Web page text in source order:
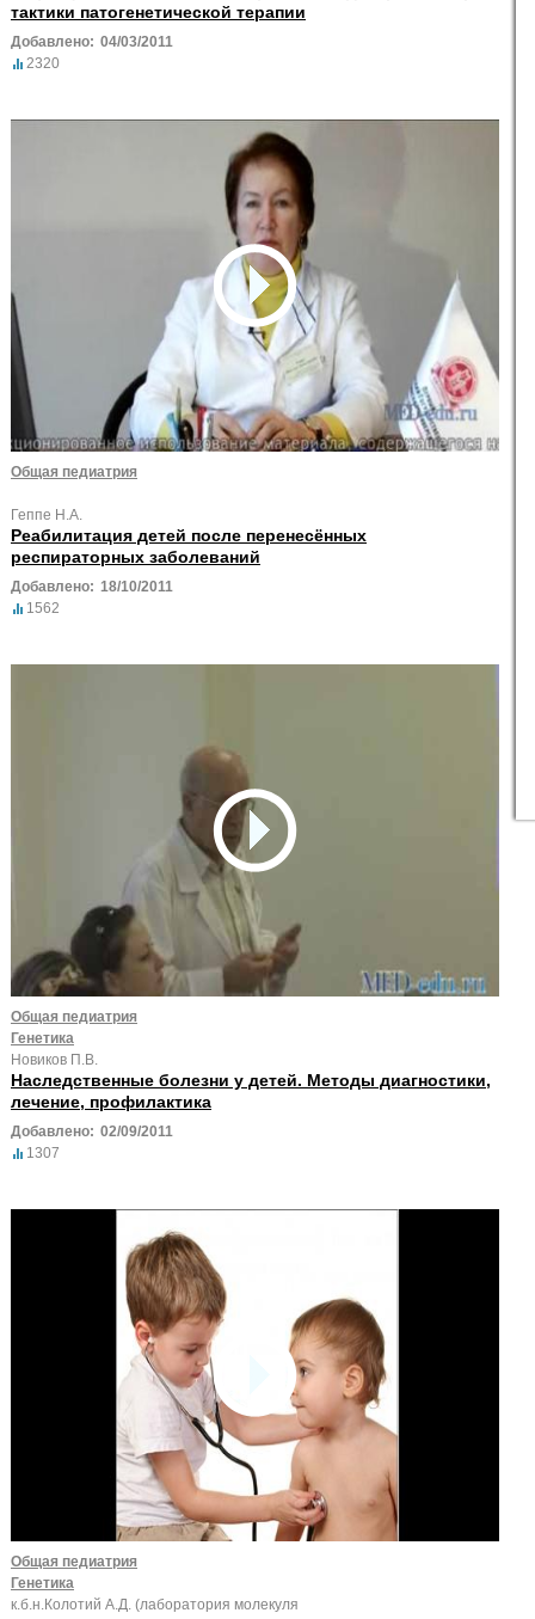
тактики патогенетической терапии
Добавлено: 04/03/2011
2320
Общая педиатрия
Геппе Н.А.
Реабилитация детей после перенесённых
респираторных заболеваний
Добавлено: 18/10/2011
1562
Общая педиатрия
Генетика
Новиков П.В.
Наследственные болезни у детей. Методы диагностики,
лечение, профилактика
Добавлено: 02/09/2011
1307
Общая педиатрия
Генетика
к.б.н.Колотий А.Д. (лаборатория молекуля